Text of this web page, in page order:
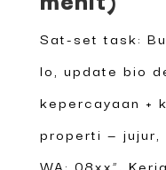
Sat-set task:
lo, update bio
kepercayaan +
properti — jujur,
WA: 08xx”.